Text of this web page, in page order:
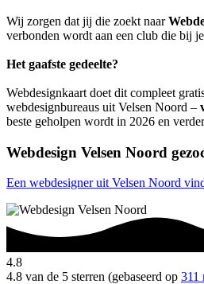
Wij zorgen dat jij die zoekt naar
verbonden wordt aan een club die bij
Het gaafste gedeelte?
Webdesignkaart doet dit compleet
webdesignbureaus uit Velsen Noord –
beste geholpen wordt in 2026 en
Webdesign Velsen Noord
Een webdesigner uit Velsen Noord
4.8
4.8 van de 5 sterren (gebaseerd op 311